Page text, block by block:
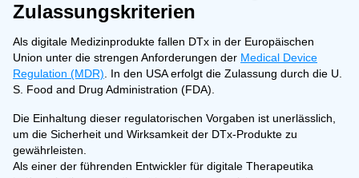
Zulassungskriterien
Als digitale Medizinprodukte fallen DTx in der Europäischen
Union unter die strengen Anforderungen der Medical Device
Regulation (MDR) . In den USA erfolgt die Zulassung durch die U.
S. Food and Drug Administration (FDA).
Die Einhaltung dieser regulatorischen Vorgaben ist unerlässlich,
um die Sicherheit und Wirksamkeit der DTx-Produkte zu
gewährleisten.
Als einer der führenden Entwickler für digitale Therapeutika